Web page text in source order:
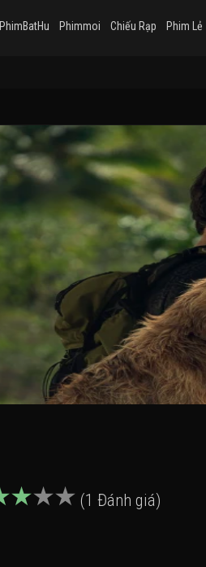
PhimBatHu Phimmoi Chiếu Rạp Phim Lẻ
(1 Đánh giá)